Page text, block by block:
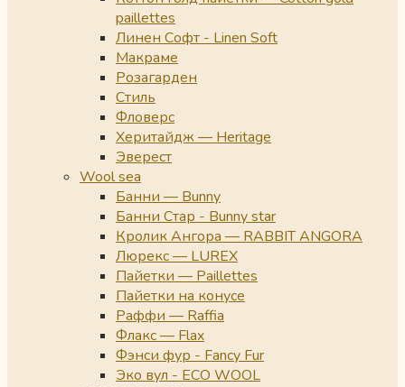
paillettes
Линен Софт - Linen Soft
Макраме
Розагарден
Стиль
Фловерс
Херитайдж — Heritage
Эверест
Wool sea
Банни — Bunny
Банни Стар - Bunny star
Кролик Ангора — RABBIT ANGORA
Люрекс — LUREX
Пайетки — Paillettes
Пайетки на конусе
Раффи — Raffia
Флакс — Flax
Фэнси фур - Fancy Fur
Эко вул - ECO WOOL